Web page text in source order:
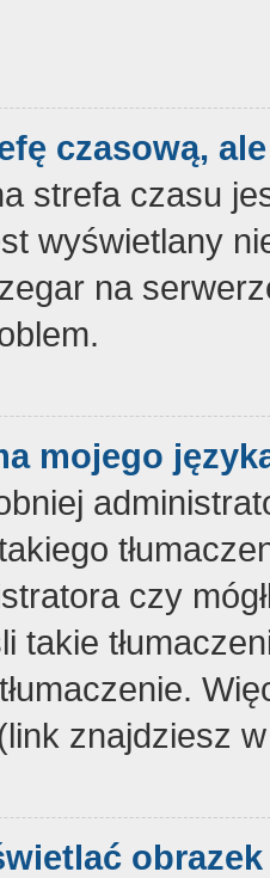
czasową,
strefa czasu
wyświetlany
na
mojego
czy
takie
znajdziesz